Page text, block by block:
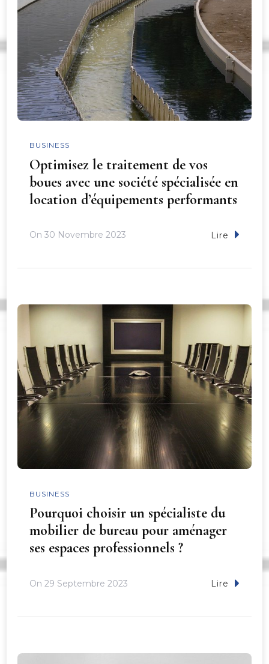
BUSINESS
Optimisez le traitement de vos
boues avec une société spécialisée en
location d’équipements performants
On 30 Novembre 2023 Lire
BUSINESS
Pourquoi choisir un spécialiste du
mobilier de bureau pour aménager
ses espaces professionnels ?
On 29 Septembre 2023 Lire